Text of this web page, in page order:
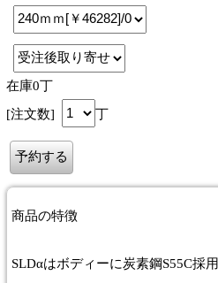
在庫0丁
[注文数]
丁
商品の特徴
SLDαはボディーに炭素鋼S55C採用